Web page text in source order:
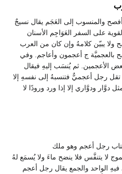
والمنسوب إلى العَجَم يقال نسيجٌ
على السفر العَوَاجِم الأسنان
ولا يبيّن كلامهُ وإن كان من العرب
بالعجميَّة ج أعجمون وأعاجم. وفي
الأعجمين. ثم يُنسَب إليهِ فيقال
رجل أعجميٌّ فتنسبهُ إلى نفسهِ إلا
ودوَّاري إلا إذا ورد ورودًا لا
كتاب رجل أعجم وهو ملك
لا يتنفَّس فلا ينضح ماءَ ولا يُسمَع لهُ
الواحد والجمع يقال رجل أعجم